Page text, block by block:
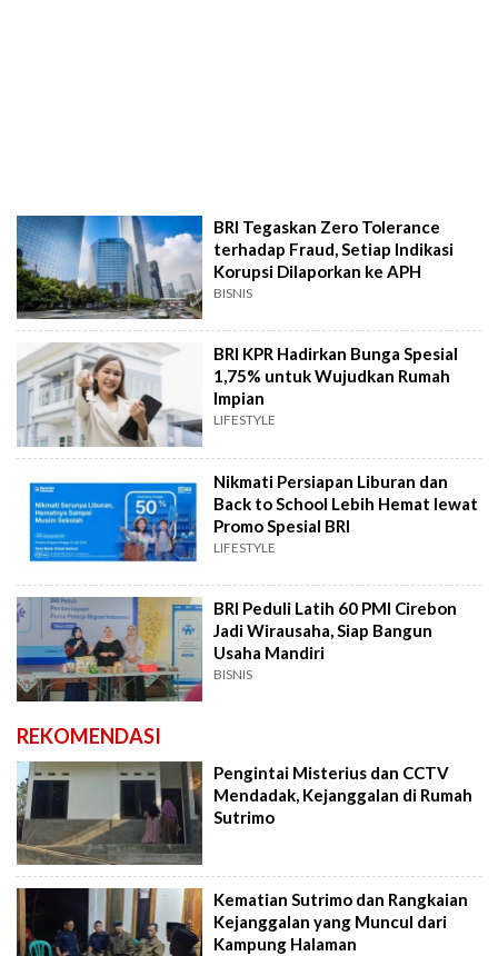
BRI Tegaskan Zero Tolerance
terhadap Fraud, Setiap Indikasi
Korupsi Dilaporkan ke APH
BISNIS
BRI KPR Hadirkan Bunga Spesial
1,75% untuk Wujudkan Rumah
Impian
LIFESTYLE
Nikmati Persiapan Liburan dan
Back to School Lebih Hemat lewat
Promo Spesial BRI
LIFESTYLE
BRI Peduli Latih 60 PMI Cirebon
Jadi Wirausaha, Siap Bangun
Usaha Mandiri
BISNIS
REKOMENDASI
Pengintai Misterius dan CCTV
Mendadak, Kejanggalan di Rumah
Sutrimo
Kematian Sutrimo dan Rangkaian
Kejanggalan yang Muncul dari
Kampung Halaman